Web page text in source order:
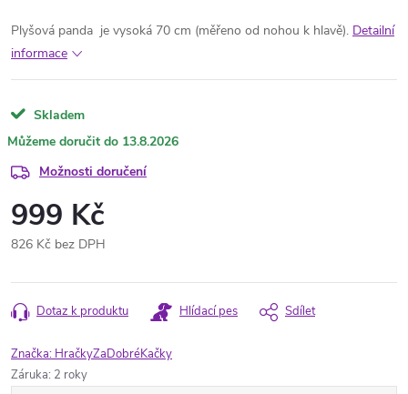
Plyšová panda je vysoká 70 cm (měřeno od nohou k hlavě). Detailní
informace
Skladem
13.8.2026
Možnosti doručení
999 Kč
826 Kč bez DPH
cena:
Dotaz k produktu Hlídací pes Sdílet
Značka: HračkyZaDobréKačky
Záruka: 2 roky